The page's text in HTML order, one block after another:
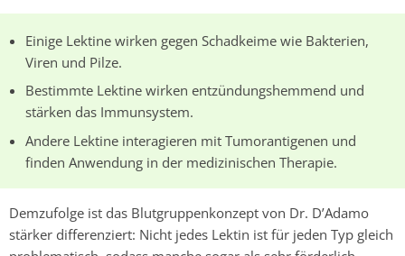
Einige Lektine wirken gegen Schadkeime wie Bakterien,
Viren und Pilze.
Bestimmte Lektine wirken entzündungshemmend und
stärken das Immunsystem.
Andere Lektine interagieren mit Tumorantigenen und
finden Anwendung in der medizinischen Therapie.
Demzufolge ist das Blutgruppenkonzept von Dr. D’Adamo
stärker differenziert: Nicht jedes Lektin ist für jeden Typ gleich